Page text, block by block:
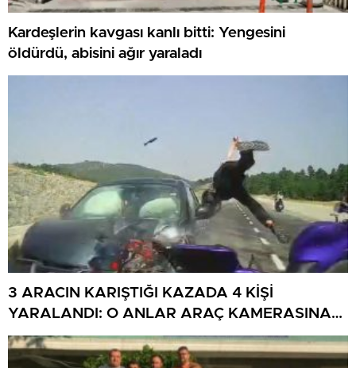
Kardeşlerin kavgası kanlı bitti: Yengesini
öldürdü, abisini ağır yaraladı
3 ARACIN KARIŞTIĞI KAZADA 4 KİŞİ
YARALANDI: O ANLAR ARAÇ KAMERASINA
YANSIDI